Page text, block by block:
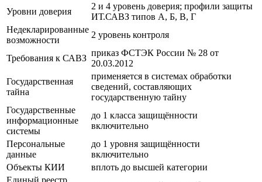
Уровни доверия
2 и 4 уровень доверия; профили защиты
ИТ.САВЗ типов А, Б, В, Г
Недекларированные
возможности
2 уровень контроля
Требования к САВЗ
приказ ФСТЭК России № 28 от
20.03.2012
Государственная
тайна
применяется в системах обработки
сведений, составляющих
государственную тайну
Государственные
информационные
системы
до 1 класса защищённости
включительно
Персональные
данные
до 1 уровня защищённости
включительно
Объекты КИИ
вплоть до высшей категории